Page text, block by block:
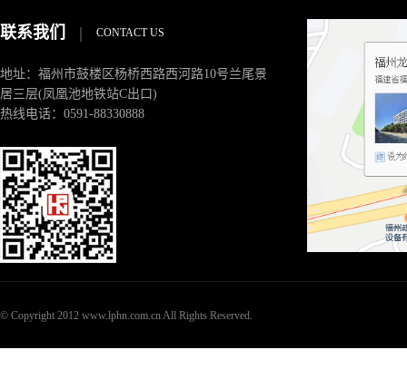
联系我们 | CONTACT US
地址：福州市鼓楼区杨桥西路西河路10号兰尾景
居三层(凤凰池地铁站C出口)
热线电话：0591-88330888
© Copyright 2012 www.lphn.com.cn All Rights Reserved.